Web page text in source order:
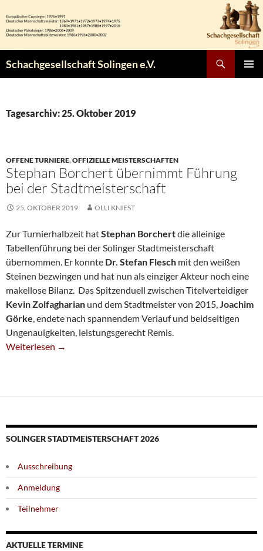
Inhalt
springen
Schachgesellschaft Solingen e.V.
Tagesarchiv: 25. Oktober 2019
OFFENE TURNIERE,OFFIZIELLE MEISTERSCHAFTEN
Stephan Borchert übernimmt Führung
bei der Stadtmeisterschaft
25. OKTOBER 2019 OLLI KNIEST
Zur Turnierhalbzeit hatStephan Borchertdie alleinige
Tabellenführung bei der Solinger Stadtmeisterschaft
übernommen. Er konnte Dr. Stefan Flesch mit den weißen
Steinen bezwingen und hat nun als einziger Akteur noch eine
makellose Bilanz. Das Spitzenduell zwischen Titelverteidiger
Kevin Zolfagharian und dem Stadtmeister von 2015,Joachim
Görke, endete nach spannendem Verlauf und beidseitigen
Ungenauigkeiten, leistungsgerecht Remis.
Stephan Borchert Übernimmt Führung Bei Der
Weiterlesen →
SOLINGER STADTMEISTERSCHAFT 2026
Ausschreibung
Anmeldung
Teilnehmer
AKTUELLE TERMINE